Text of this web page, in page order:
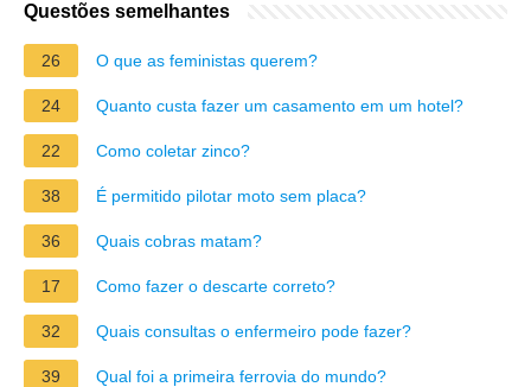
Questões semelhantes
26 O que as feministas querem?
24 Quanto custa fazer um casamento em um hotel?
22 Como coletar zinco?
38 É permitido pilotar moto sem placa?
36 Quais cobras matam?
17 Como fazer o descarte correto?
32 Quais consultas o enfermeiro pode fazer?
39 Qual foi a primeira ferrovia do mundo?